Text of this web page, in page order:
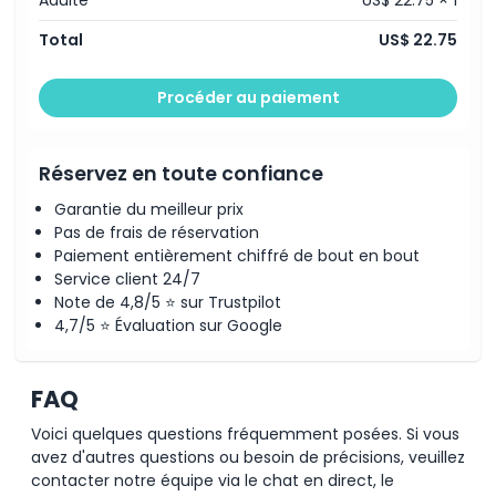
Heures d'ouverture
Emplacement
Politique d'annulation
Total
US$ 22.75
Procéder au paiement
Réservez en toute confiance
Garantie du meilleur prix
Pas de frais de réservation
Paiement entièrement chiffré de bout en bout
Service client 24/7
Note de 4,8/5 ⭐ sur Trustpilot
4,7/5 ⭐ Évaluation sur Google
FAQ
Voici quelques questions fréquemment posées. Si vous
avez d'autres questions ou besoin de précisions, veuillez
contacter notre équipe via le chat en direct, le